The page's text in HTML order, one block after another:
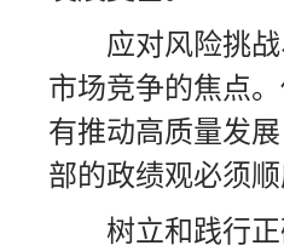
应对风险挑
市场竞争的焦点
有推动高质量发
部的政绩观必须
树立和践行